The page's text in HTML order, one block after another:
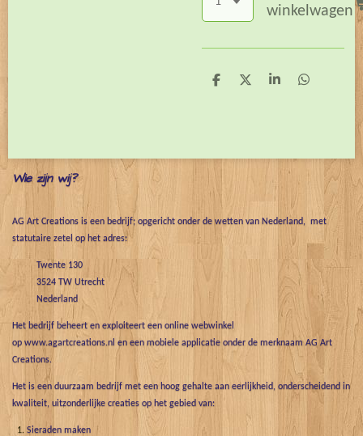
winkelwagen
D
D
S
D
Wie zijn wij?
AG Art Creations is een bedrijf; opgericht onder de wetten van Nederland, met
statutaire zetel op het adres:
Twente 130
3524 TW Utrecht
Nederland
Het bedrijf beheert en exploiteert een online webwinkel
op www.agartcreations.nl en een mobiele applicatie onder de merknaam AG Art
Creations.
Het is een duurzaam bedrijf met een hoog gehalte aan eerlijkheid, onderscheidend in
kwaliteit, uitzonderlijke creaties op het gebied van:
Sieraden maken